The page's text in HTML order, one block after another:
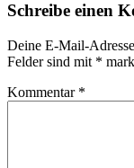
Schreibe einen
Deine E-Mail-
Felder sind mit *
Kommentar *